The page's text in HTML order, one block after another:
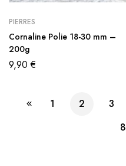
PIERRES
Cornaline Polie 18-30 mm –
200g
9,90€
1 2 3
8